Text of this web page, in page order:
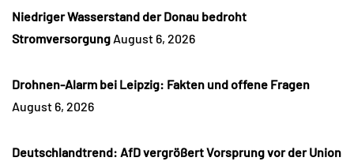
Niedriger Wasserstand der Donau bedroht
Stromversorgung August 6, 2026
Drohnen-Alarm bei Leipzig: Fakten und offene Fragen
August 6, 2026
Deutschlandtrend: AfD vergrößert Vorsprung vor der Union